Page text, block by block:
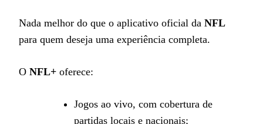
Nada melhor do que o aplicativo oficial da NFL
para quem deseja uma experiência completa.
O NFL+ oferece:
Jogos ao vivo, com cobertura de
partidas locais e nacionais;